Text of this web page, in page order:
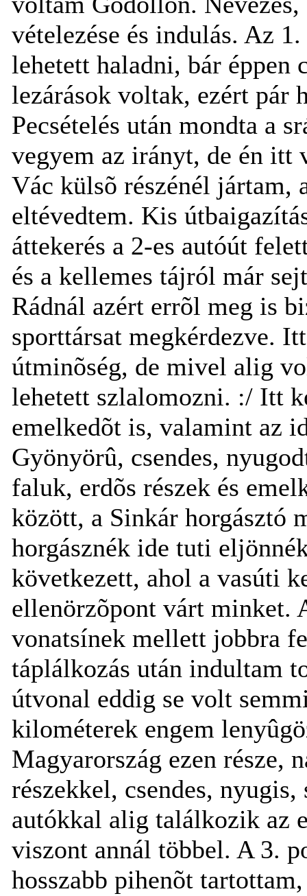
vételezése és indulás. Az
lehetett haladni, bár éppen
lezárások voltak, ezért pár
Pecsételés után mondta a
vegyem az irányt, de én itt
Vác külsõ részénél jártam,
eltévedtem. Kis
áttekerés a 2-es autóút
és a kellemes tájról már
Rádnál azért errõl meg is
sporttársat megkérdezve.
útminõség, de mivel alig
lehetett szlalomozni. :/ Itt
emelkedõt is, valamint az
Gyönyörû, csendes,
faluk, erdõs részek és
között, a Sinkár horgásztó
horgásznék ide tuti
következett, ahol a vasúti
ellenörzõpont várt minket.
vonatsínek mellett jobbra
táplálkozás után indultam
útvonal eddig se volt
kilométerek engem
Magyarország ezen része,
részekkel, csendes,
autókkal alig találkozik az
viszont annál többel. A 3.
hosszabb pihenõt